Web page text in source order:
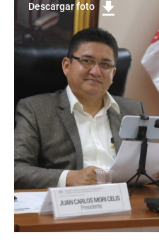
Descargar foto